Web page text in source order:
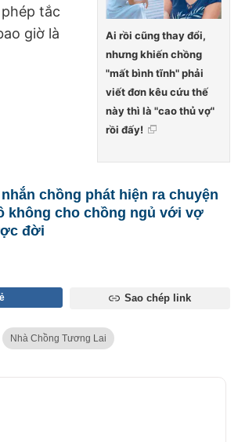
Ai rồi cũng thay đổi,
nhưng khiến chồng
"mất bình tĩnh" phải
viết đơn kêu cứu thế
này thì là "cao thủ vợ"
rồi đấy!
tắc
giờ là
chồng phát hiện ra chuyện
không cho chồng ngủ với vợ
đời
Sao chép link
Nhà Chồng Tương Lai